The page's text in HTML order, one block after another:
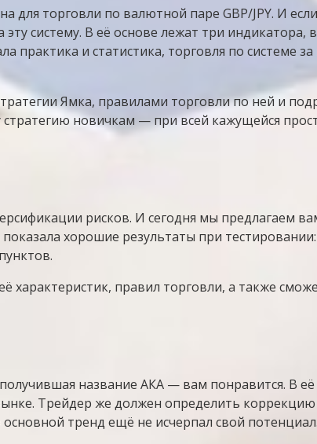
для торговли по валютной паре GBP/JPY. И
систему. В её основе лежат три индикатора,
практика и статистика, торговля по системе
Ямка, правилами торговли по ней и
новичкам — при всей кажущейся
рисков. И сегодня мы предлагаем
хорошие результаты при
правил торговли, а также
название АКА — вам понравится. В
Трейдер же должен определить коррекцию
тренд ещё не исчерпал свой потенциал.